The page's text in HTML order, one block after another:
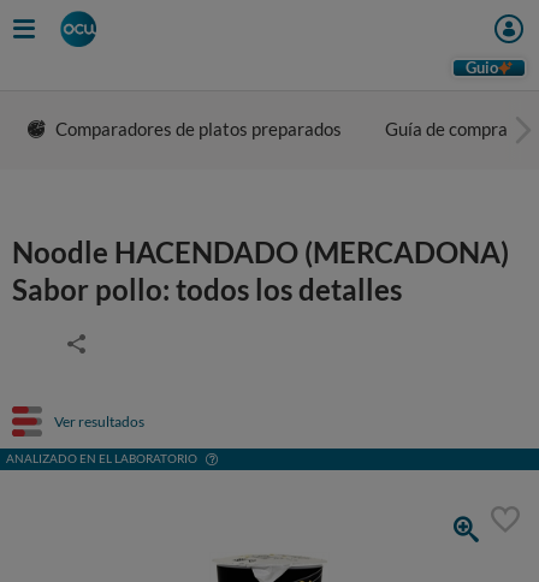
Guio
Comparadores de platos preparados Guía de compra
Noodle HACENDADO (MERCADONA)
Sabor pollo: todos los detalles
Ver resultados
ANALIZADO EN EL LABORATORIO